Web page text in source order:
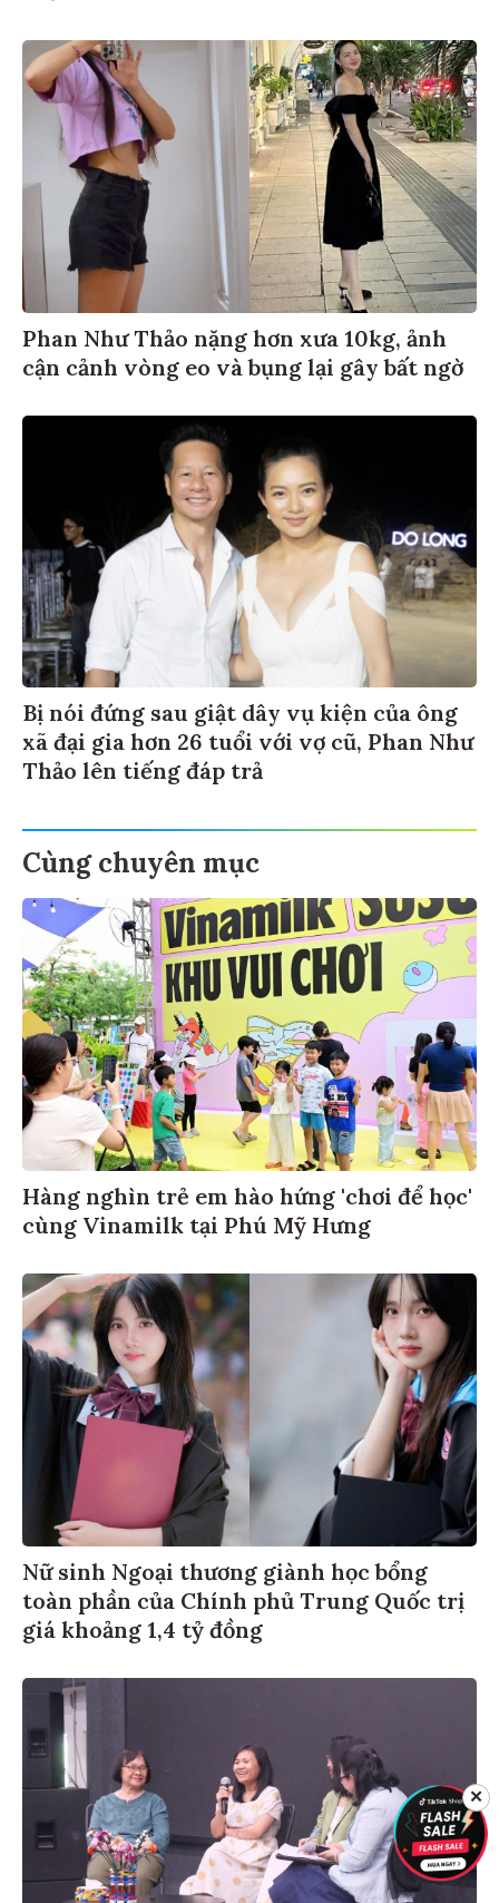
Phan Như Thảo nặng hơn xưa 10kg, ảnh
cận cảnh vòng eo và bụng lại gây bất ngờ
Bị nói đứng sau giật dây vụ kiện của ông
xã đại gia hơn 26 tuổi với vợ cũ, Phan Như
Thảo lên tiếng đáp trả
Cùng chuyên mục
Hàng nghìn trẻ em hào hứng 'chơi để học'
cùng Vinamilk tại Phú Mỹ Hưng
Nữ sinh Ngoại thương giành học bổng
toàn phần của Chính phủ Trung Quốc trị
giá khoảng 1,4 tỷ đồng
✕